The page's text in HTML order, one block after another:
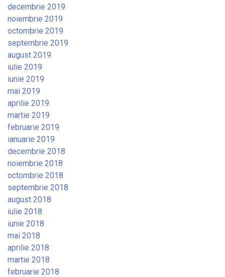
decembrie 2019
noiembrie 2019
octombrie 2019
septembrie 2019
august 2019
iulie 2019
iunie 2019
mai 2019
aprilie 2019
martie 2019
februarie 2019
ianuarie 2019
decembrie 2018
noiembrie 2018
octombrie 2018
septembrie 2018
august 2018
iulie 2018
iunie 2018
mai 2018
aprilie 2018
martie 2018
februarie 2018